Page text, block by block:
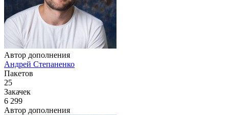
Автор дополнения
Андрей Степаненко
Пакетов
25
Закачек
6 299
Автор дополнения